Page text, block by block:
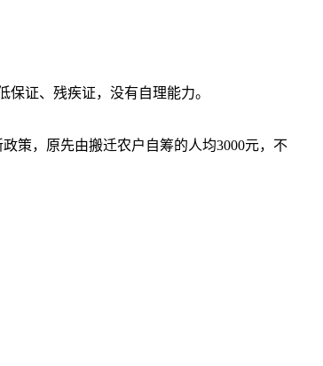
证、残疾证，没有自理能力。
策，原先由搬迁农户自筹的人均3000元，不